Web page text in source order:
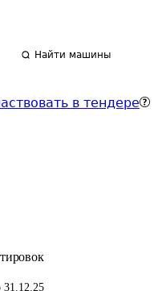
Найти машины
в тендере
31.12.25